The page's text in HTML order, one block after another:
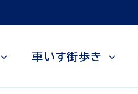
車いす街歩き